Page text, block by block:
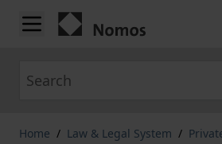
Skip to Content
Home / Law & Legal System /